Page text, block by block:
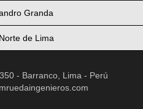
Granda
de Lima
- Barranco, Lima - Perú